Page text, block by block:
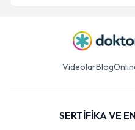
VideolarBlog
SERTİFİKA VE